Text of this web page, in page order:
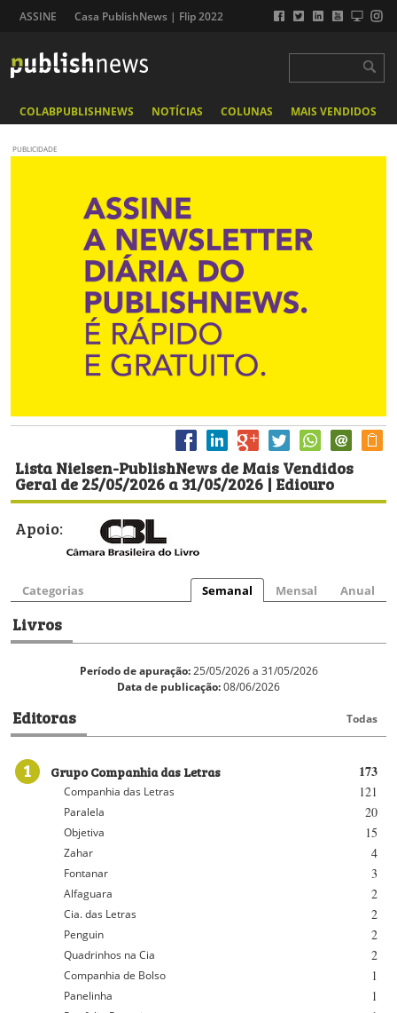
ASSINE Casa PublishNews | Flip 2022
COLABPUBLISHNEWS NOTÍCIAS COLUNAS MAIS VENDIDOS
PUBLICIDADE
Lista Nielsen-PublishNews de Mais Vendidos
Geral de 25/05/2026 a 31/05/2026 | Ediouro
Apoio:
Categorias Semanal Mensal Anual
Livros
Período de apuração:25/05/2026 a 31/05/2026
Data de publicação:08/06/2026
Editoras Todas
1 173
Grupo Companhia das Letras
121
Companhia das Letras
20
Paralela
15
Objetiva
4
Zahar
3
Fontanar
2
Alfaguara
2
Cia. das Letras
2
Penguin
2
Quadrinhos na Cia
1
Companhia de Bolso
1
Panelinha